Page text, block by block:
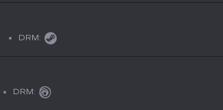
DRM:
DRM: